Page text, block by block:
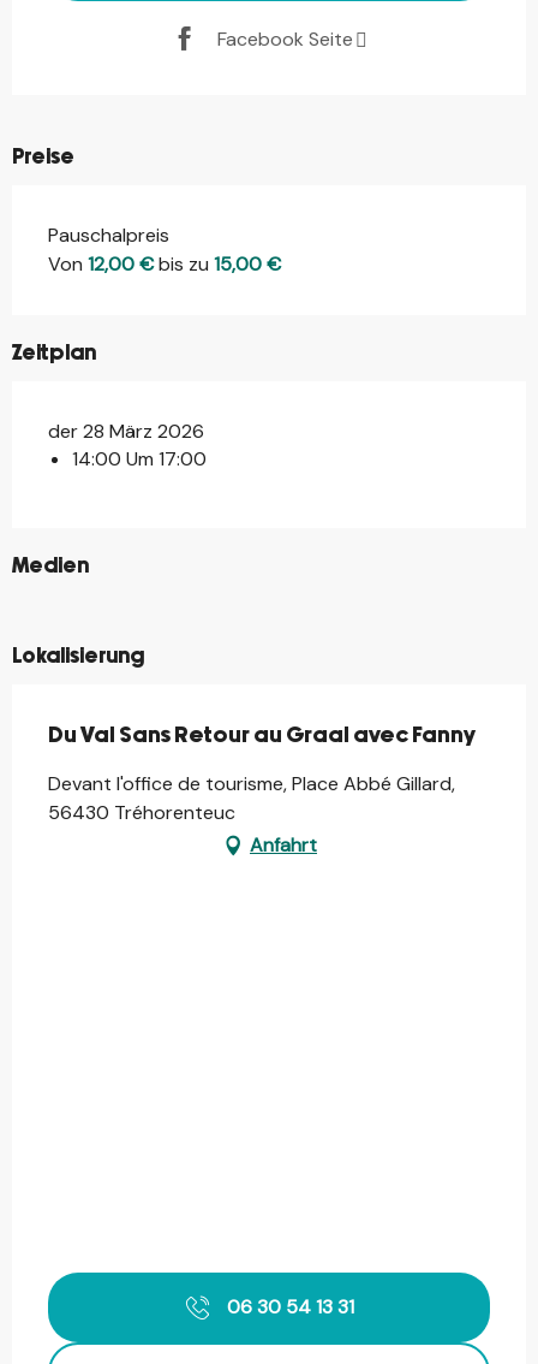
Facebook Seite
Preise
Pauschalpreis
Von 12,00 €bis zu 15,00 €
Zeitplan
der 28 März 2026
14:00 Um 17:00
Medien
©
©
Lokalisierung
Du Val Sans Retour au Graal avec Fanny
Devant l'office de tourisme, Place Abbé Gillard,
56430 Tréhorenteuc
Anfahrt
06 30 54 13 31